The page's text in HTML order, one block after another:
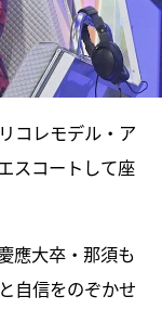
コレモデル・ア
スコートして座
應大卒・那須も
自信をのぞかせ